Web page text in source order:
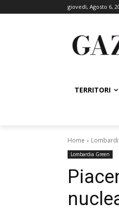
giovedì, Agosto 6,
TERRITORI
Home
Lombardia Green